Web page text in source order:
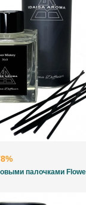
И НАЖМИТЕ
палочками